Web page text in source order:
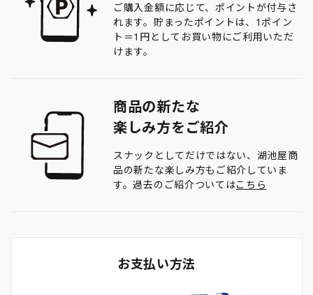
ご購入金額に応じて、ポイントが付与さ
れます。貯まったポイントは、1ポイン
ト＝1円としてお買い物にご利用いただ
けます。
商品の新たな
楽しみ方をご紹介
スナックとしてだけではない、湖池屋商
品の新たな楽しみ方もご紹介していま
す。過去のご紹介ついてはこちら
お支払い方法